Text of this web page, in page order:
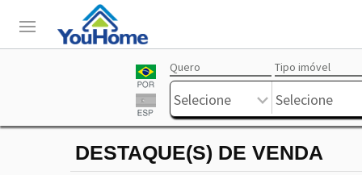
Livre
Quero Tipo imóvel
Selecione Selecione
DESTAQUE(S) DE VENDA